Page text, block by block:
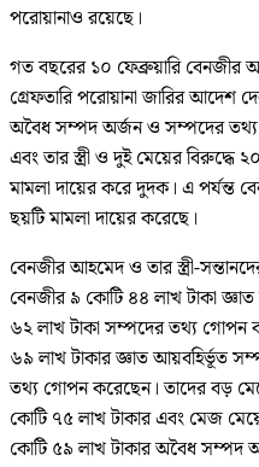
পরোয়ানাও রয়েছে।
গত বছরের ১০ ফেব্রুয়ারি বেনজীর
গ্রেফতারি পরোয়ানা জারির
অবৈধ সম্পদ অর্জন ও সম্পদের
এবং তার স্ত্রী ও দুই মেয়ের বিরুদ্ধে
মামলা দায়ের করে দুদক। এ পর্যন্ত
ছয়টি মামলা দায়ের করেছে।
বেনজীর আহমেদ ও তার স্ত্রী-
বেনজীর ৯ কোটি ৪৪ লাখ টাকা
৬২ লাখ টাকা সম্পদের তথ্য গোপন
৬৯ লাখ টাকার জ্ঞাত আয়বহির্ভূত
তথ্য গোপন করেছেন। তাদের বড়
কোটি ৭৫ লাখ টাকার এবং মেজ
কোটি ৫৯ লাখ টাকার অবৈধ সম্পদ